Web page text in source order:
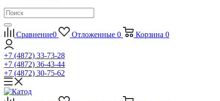
Сравнение0 Отложенные 0 Корзина 0
+7 (4872) 33-73-28
+7 (4872) 36-43-44
+7 (4872) 30-75-62